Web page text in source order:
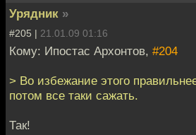
Урядник »
#205 | 21.01.09 01:16
Кому: Ипостас Архонтов, #204
> Во избежание этого
потом все таки сажать.
Так!